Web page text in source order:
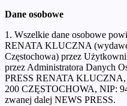
Dane osobowe
1. Wszelkie dane osobowe
RENATA KLUCZNA
Częstochowa) przez
przez Administratora Danych
PRESS RENATA
200 CZĘSTOCHOWA, NIP:
zwanej dalej NEWS PRESS.